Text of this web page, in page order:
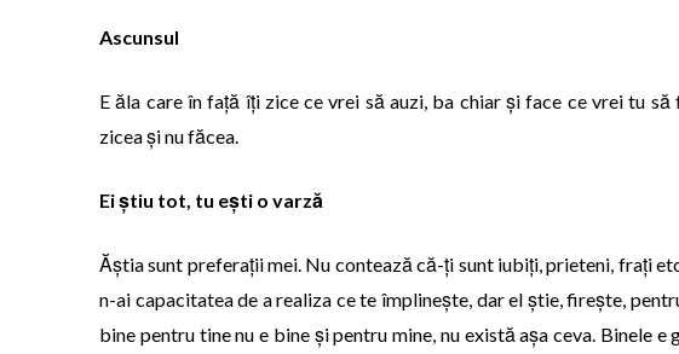
Ascunsul
E ăla care în față îți zice ce vrei să auzi, ba chiar și face ce vrei tu
zicea și nu făcea.
Ei știu tot, tu ești o varză
Ăștia sunt preferații mei. Nu contează că-ți sunt iubiți, prieteni, frați
n-ai capacitatea de a realiza ce te împlinește, dar el știe, firește,
bine pentru tine nu e bine și pentru mine, nu există așa ceva. Binele